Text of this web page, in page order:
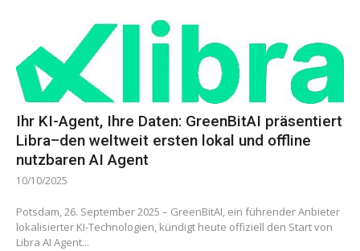
Ihr KI-Agent, Ihre Daten: GreenBitAI präsentiert
Libra–den weltweit ersten lokal und offline
nutzbaren AI Agent
10/10/2025
Potsdam, 26. September 2025 – GreenBitAI, ein führender Anbieter
lokalisierter KI-Technologien, kündigt heute offiziell den Start von
Libra AI Agent...